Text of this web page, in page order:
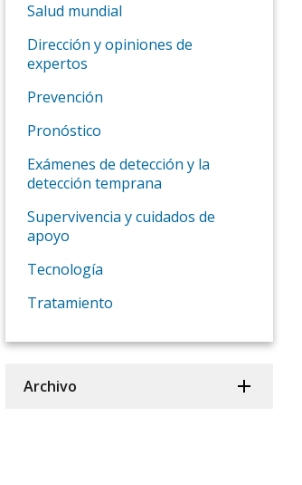
Salud mundial
Dirección y opiniones de
expertos
Prevención
Pronóstico
Exámenes de detección y la
detección temprana
Supervivencia y cuidados de
apoyo
Tecnología
Tratamiento
Archivo